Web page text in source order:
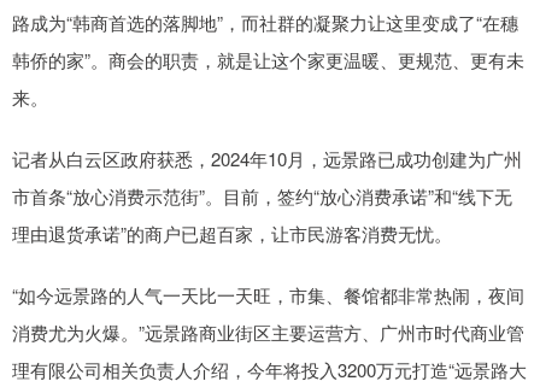
路成为“韩商首选的落脚地”，而社群的凝聚力让这里变成了“在穗
韩侨的家”。商会的职责，就是让这个家更温暖、更规范、更有未
来。
记者从白云区政府获悉，2024年10月，远景路已成功创建为广州
市首条“放心消费示范街”。目前，签约“放心消费承诺”和“线下无
理由退货承诺”的商户已超百家，让市民游客消费无忧。
“如今远景路的人气一天比一天旺，市集、餐馆都非常热闹，夜间
消费尤为火爆。”远景路商业街区主要运营方、广州市时代商业管
理有限公司相关负责人介绍，今年将投入3200万元打造“远景路大